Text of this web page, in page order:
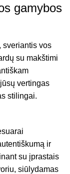
gamybos
sveriantis vos
su makštimi
vertingas
stilingai.
ir
su įprastais
siūlydamas